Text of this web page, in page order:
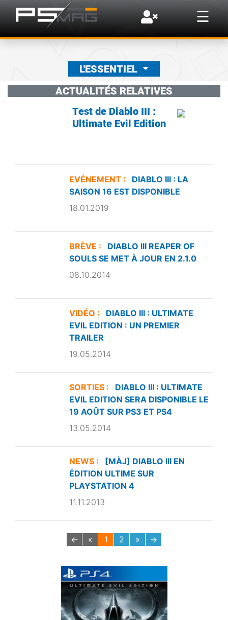
☰
×
L'ESSENTIEL
ACTUALITÉS RELATIVES
Test de Diablo III :
Ultimate Evil Edition
EVÉNEMENT :
DIABLO III : LA
SAISON 16 EST DISPONIBLE
18.01.2019
BRÈVE :
DIABLO III REAPER OF
SOULS SE MET À JOUR EN 2.1.0
08.10.2014
VIDÉO :
DIABLO III : ULTIMATE
EVIL EDITION : UN PREMIER
TRAILER
19.05.2014
SORTIES :
DIABLO III : ULTIMATE
EVIL EDITION SERA DISPONIBLE LE
19 AOÛT SUR PS3 ET PS4
13.05.2014
NEWS :
[MÀJ] DIABLO III EN
ÉDITION ULTIME SUR
PLAYSTATION 4
11.11.2013
← « 1 2 » →